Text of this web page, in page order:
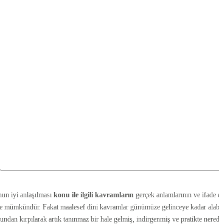
iyi anlaşılması konu ile ilgili kavramların gerçek anlamlarının ve
mümkündür. Fakat maalesef dini kavramlar günümüze gelinceye kadar
kırpılarak artık tanınmaz bir hale gelmiş, indirgenmiş ve pratikte